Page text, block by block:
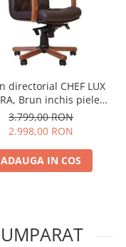
directorial CHEF LUX
Brun inchis piele
naturala
3.799,00 RON
2.998,00 RON
ADAUGA IN COS